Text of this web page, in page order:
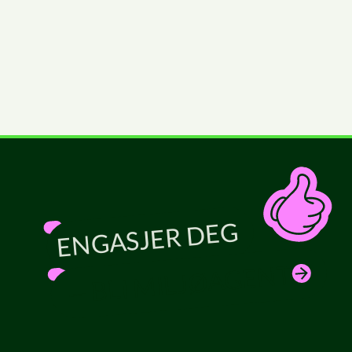
ENGASJER DEG
— BLI MILJØAGENT